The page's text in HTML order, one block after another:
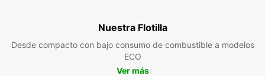
Nuestra Flotilla
Desde compacto con bajo consumo de combustible a modelos
ECO
Ver más